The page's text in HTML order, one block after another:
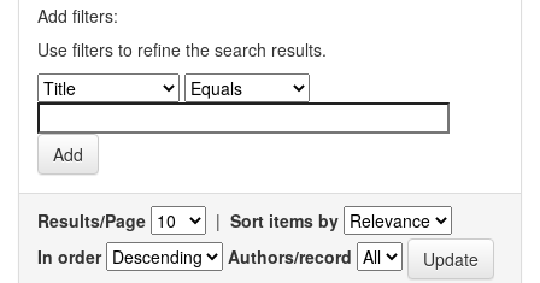
Add filters:
Use filters to refine the search results.
Results/Page | Sort items by
In order
Authors/record